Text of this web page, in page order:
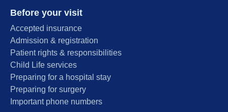
Before your visit
Accepted insurance
Admission & registration
Patient rights & responsibilities
Child Life services
Preparing for a hospital stay
Preparing for surgery
Important phone numbers